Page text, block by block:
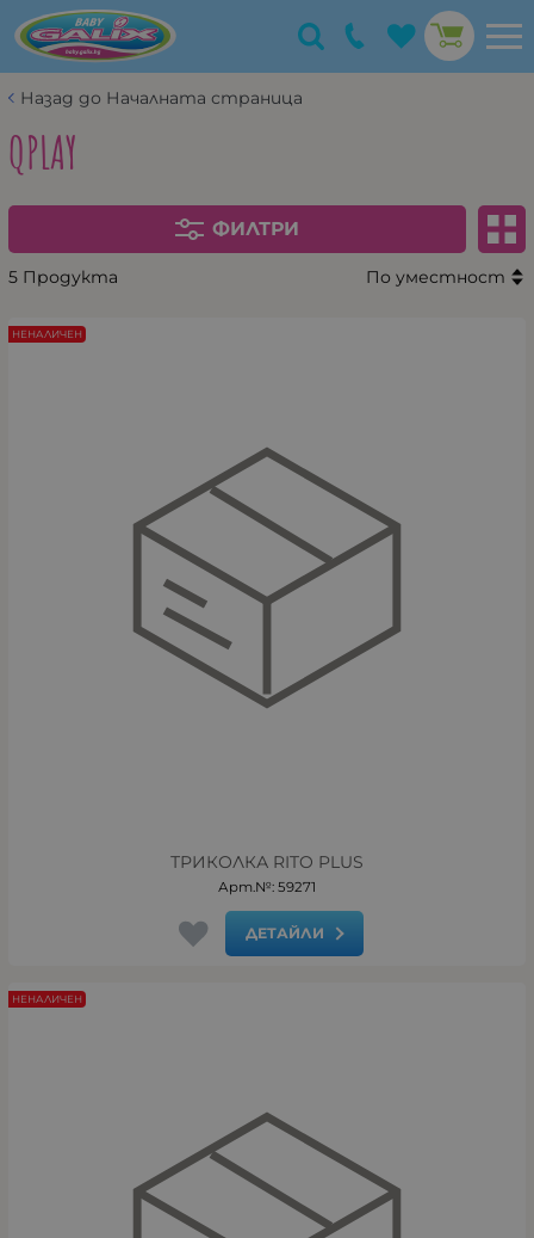
Назад до Началната страница
QPLAY
ФИЛТРИ
5 Продукта По уместност
ТРИКОЛКА RITO PLUS
Арт.№: 59271
ДЕТАЙЛИ
НЕНАЛИЧЕН
НЕНАЛИЧЕН